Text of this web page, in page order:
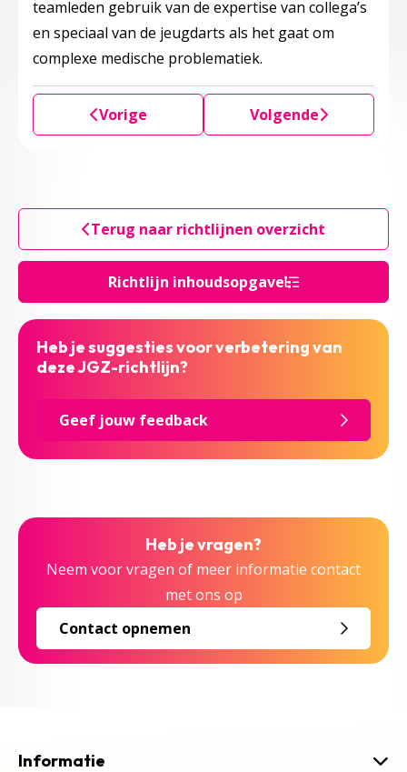
Richtlijn inhoudsopgave
teamleden gebruik van de expertise van collega’s
en speciaal van de jeugdarts als het gaat om
complexe medische problematiek.
Vorige Volgende
Terug naar richtlijnen overzicht
Heb je suggesties voor verbetering van
deze JGZ-richtlijn?
Geef jouw feedback
Heb je vragen?
Neem voor vragen of meer informatie contact
met ons op
Contact opnemen
Informatie